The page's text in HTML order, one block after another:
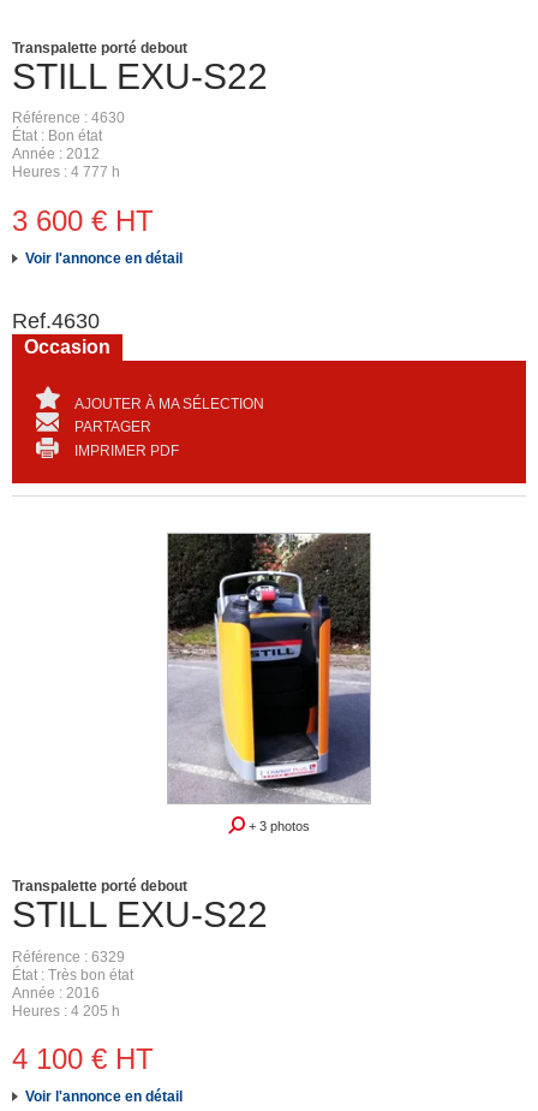
STILL EXU-S22
Transpalette porté debout
Référence
4630
État
Bon état
Année
2012
Heures
4 777 h
3 600 € HT
Voir l'annonce en détail
Ref.4630
Occasion
AJOUTER À MA SÉLECTION
PARTAGER
IMPRIMER PDF
+ 3 photos
STILL EXU-S22
Transpalette porté debout
Référence
6329
État
Très bon état
Année
2016
Heures
4 205 h
4 100 € HT
Voir l'annonce en détail